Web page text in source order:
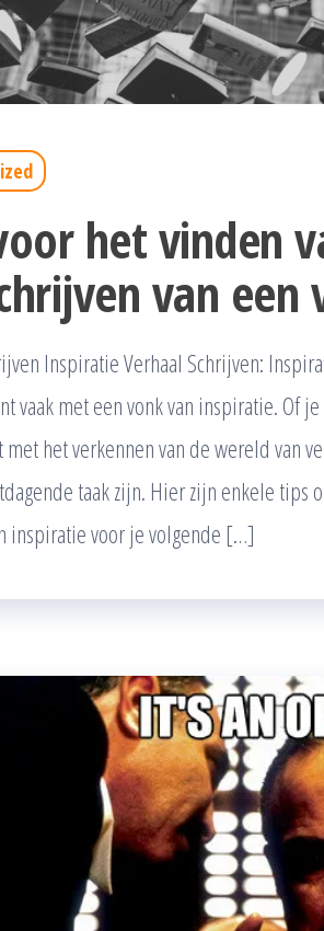
het vinden
van een
Inspiratie Verhaal Schrijven:
vaak met een vonk van inspiratie. Of
het verkennen van de wereld van
taak zijn. Hier zijn enkele
inspiratie voor je volgende […]